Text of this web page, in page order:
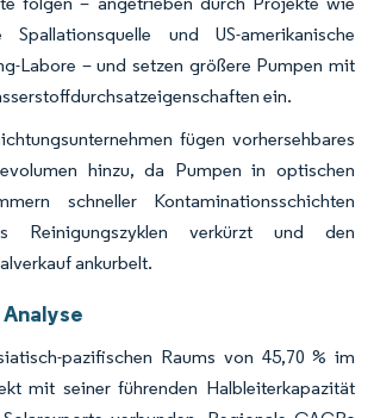
und US-amerikanische
Labore – und setzen größere Pumpen mit
ein.
fügen vorhersehbares
hinzu, da Pumpen in optischen
schneller Kontaminationsschichten
Reinigungszyklen verkürzt und den
ankurbelt.
pazifischen Raums von 45,70 % im
mit seiner führenden Halbleiterkapazität